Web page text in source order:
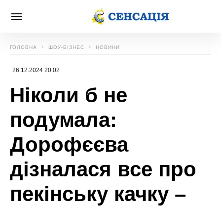
ГОЛОВНА ШОУ-БІЗНЕС НОВИНИ
26.12.2024 20:02
Ніколи б не
подумала:
Дорофєєва
дізналася все про
пекінську качку –